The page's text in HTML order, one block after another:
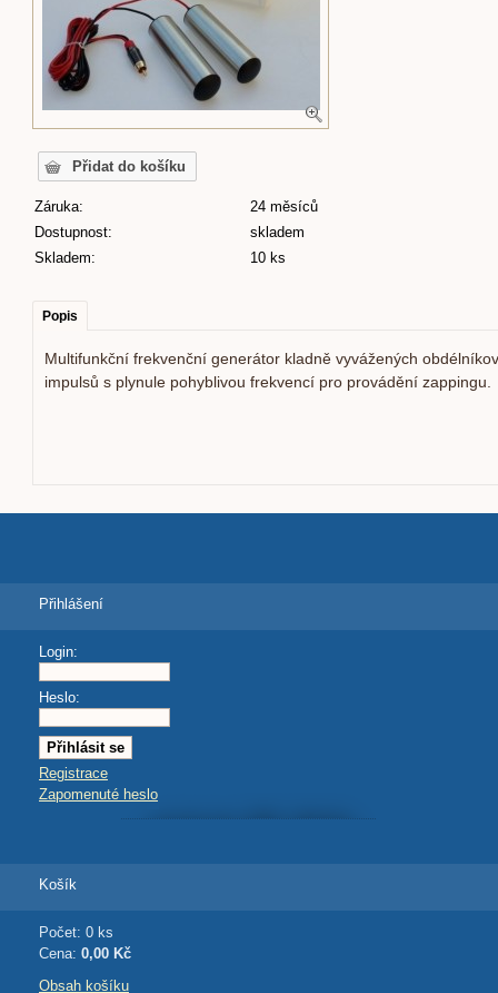
Záruka:
24 měsíců
Dostupnost:
skladem
Skladem:
10 ks
Popis
Multifunkční frekvenční generátor kladně vyvážených
impulsů s plynule pohyblivou frekvencí pro provádění zappingu.
Přihlášení
Login:
Heslo:
Registrace
Zapomenuté heslo
Košík
Počet: 0 ks
Cena: 0,00 Kč
Obsah košíku